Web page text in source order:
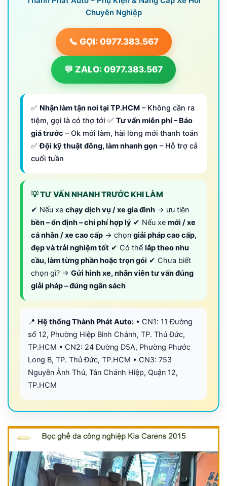
Chuyên Nghiệp
📞 GỌI: 0977.383.567
💬 ZALO: 0977.383.567
✅ Nhận làm tận nơi tại TP.HCM – Không cần ra
tiệm, gọi là có thợ tới ✅ Tư vấn miễn phí – Báo
giá trước – Ok mới làm, hài lòng mới thanh toán
✅Đội kỹ thuật đông, làm nhanh gọn – Hỗ trợ cả
cuối tuần
💡 TƯ VẤN NHANH TRƯỚC KHI LÀM
✔ Nếu xe chạy dịch vụ / xe gia đình → ưu tiên
bền – ổn định – chi phí hợp lý ✔ Nếu xe mới / xe
cá nhân / xe cao cấp → chọn giải pháp cao cấp,
đẹp và trải nghiệm tốt ✔ Có thể lắp theo nhu
cầu, làm từng phần hoặc trọn gói ✔ Chưa biết
chọn gì? → Gửi hình xe, nhân viên tư vấn đúng
giải pháp – đúng ngân sách
📍 Hệ thống Thành Phát Auto: • CN1: 11 Đường
số 12, Phường Hiệp Bình Chánh, TP. Thủ Đức,
TP.HCM • CN2: 24 Đường D5A, Phường Phước
Long B, TP. Thủ Đức, TP.HCM • CN3: 753
Nguyễn Ảnh Thủ, Tân Chánh Hiệp, Quận 12,
TP.HCM